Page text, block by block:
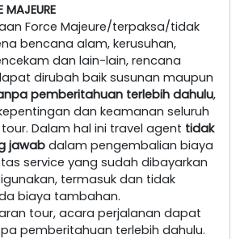
MAJEURE
Force Majeure/terpaksa/tidak
bencana alam, kerusuhan,
dan lain-lain, rencana
dirubah baik susunan maupun
pemberitahuan terlebih dahulu,
dan keamanan seluruh
Dalam hal ini travel agent tidak
jawab dalam pengembalian biaya
service yang sudah dibayarkan
termasuk dan tidak
biaya tambahan.
tour, acara perjalanan dapat
pemberitahuan terlebih dahulu.